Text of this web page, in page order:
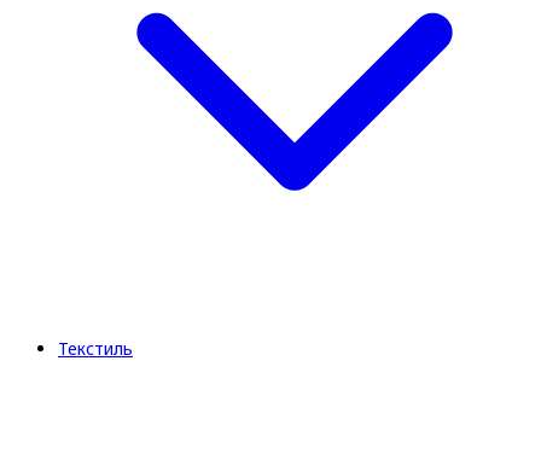
Текстиль